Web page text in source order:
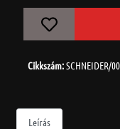
Cikkszám:SCHNEIDER/
Leírás